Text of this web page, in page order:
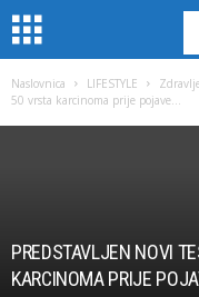
Naslovnica LIFESTYLE
50 vrsta karcinoma prije pojave...
PREDSTAVLJEN NOVI
KARCINOMA PRIJE